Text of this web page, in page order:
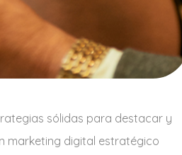
sólidas para destacar y
marketing digital estratégico